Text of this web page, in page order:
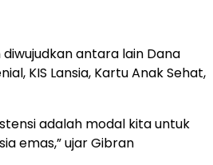
antara lain Dana
KIS Lansia, Kartu Anak Sehat,
adalah modal kita untuk
emas,” ujar Gibran